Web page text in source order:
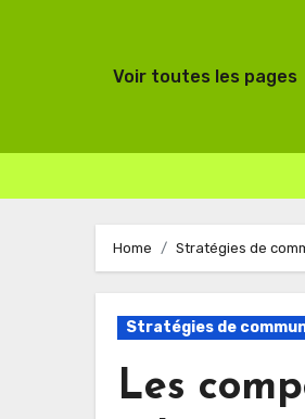
Voir toutes les pages
Home Stratégies de
Stratégies de
Les